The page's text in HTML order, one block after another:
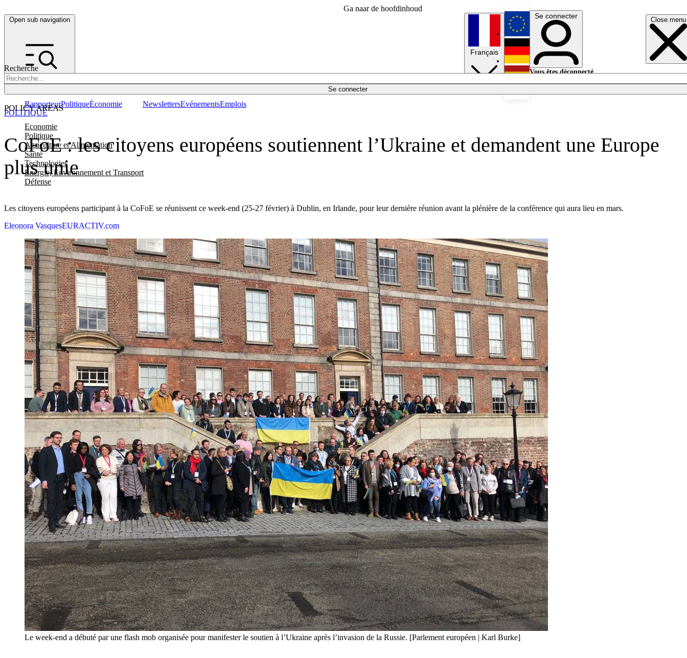
Ga naar de hoofdinhoud
Open sub navigation Close menu
Recherche
Se connecter
POLICY AREAS
Economie
Politique
Agriculture et Alimentation
Santé
Technologies
Energie, Environnement et Transport
Défense
RapporteurPolitiqueÉconomie NewslettersEvénementsEmplois
Français
English
Deutsch
Se connecter
Vous êtes déconnecté.
CoFoE : les citoyens européens soutiennent l’Ukraine et demandent une Europe
plus unie
Les citoyens européens participant à la CoFoE se réunissent ce week-end (25-27 février) à Dublin, en Irlande, pour leur dernière réunion avant la plénière de la conférence qui aura lieu en mars.
POLITIQUE
Eleonora VasquesEURACTIV.com
Le week-end a débuté par une flash mob organisée pour manifester le soutien à l’Ukraine après l’invasion de la Russie. [Parlement européen | Karl Burke]